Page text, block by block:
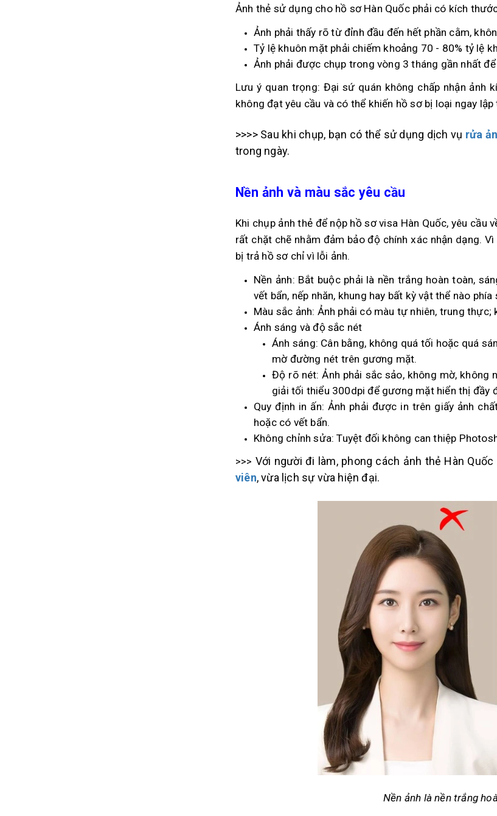
Ảnh thẻ sử dụng cho hồ sơ Hàn Quốc phải có kích
Ảnh phải thấy rõ từ đỉnh đầu đến hết phần cằm,
Tỷ lệ khuôn mặt phải chiếm khoảng 70 - 80% tỷ lệ
Ảnh phải được chụp trong vòng 3 tháng gần nhất
Lưu ý quan trọng: Đại sứ quán không chấp nhận
không đạt yêu cầu và có thể khiến hồ sơ bị loại ngay lập
>>>> Sau khi chụp, bạn có thể sử dụng dịch vụ rửa
trong ngày.
Nền ảnh và màu sắc yêu cầu
Khi chụp ảnh thẻ để nộp hồ sơ visa Hàn Quốc, yêu cầu
rất chặt chẽ nhằm đảm bảo độ chính xác nhận dạng.
bị trả hồ sơ chỉ vì lỗi ảnh.
Nền ảnh: Bắt buộc phải là nền trắng hoàn toàn,
vết bẩn, nếp nhăn, khung hay bất kỳ vật thể nào phía
Màu sắc ảnh: Ảnh phải có màu tự nhiên, trung
Ánh sáng và độ sắc nét
Ánh sáng: Cân bằng, không quá tối hoặc quá
mờ đường nét trên gương mặt.
Độ rõ nét: Ảnh phải sắc sảo, không mờ, không
giải tối thiểu 300dpi để gương mặt hiển thị đầy
Quy định in ấn: Ảnh phải được in trên giấy ảnh
hoặc có vết bẩn.
Không chỉnh sửa: Tuyệt đối không can thiệp
>>> Với người đi làm, phong cách ảnh thẻ Hàn
viên, vừa lịch sự vừa hiện đại.
Nền ảnh là nền trắng